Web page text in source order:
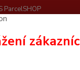
ParcelSHOP